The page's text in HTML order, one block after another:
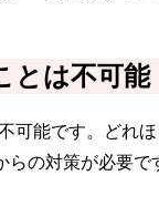
とは不可能
可能です。ど
の対策が必要で